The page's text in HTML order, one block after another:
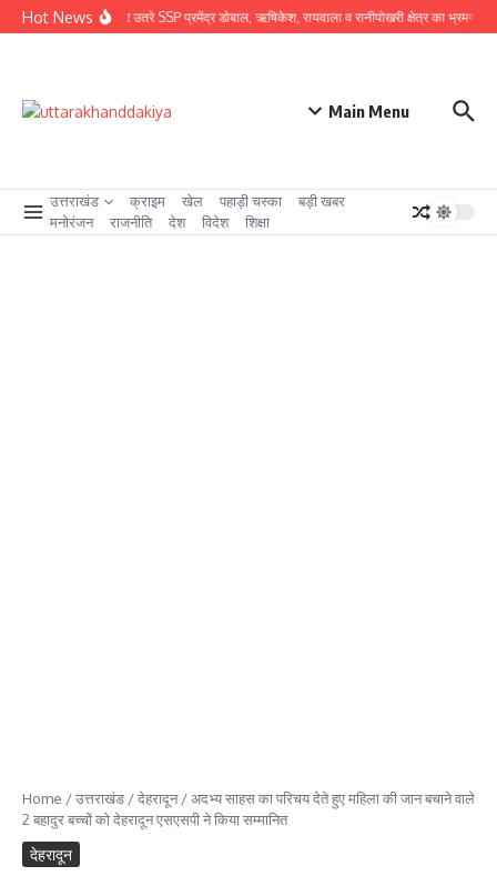
Skip to content
Hot News
ग्राउंड जीरो पर उतरे SSP प्रमेंद्र डोबाल, ऋषिकेश, रायवाला व रानीपोखरी क्षेत्र का भ्रमण कर
Main Menu
उत्तराखंड क्राइम खेल पहाड़ी चस्का
बड़ी खबर
मनोरंजन
राजनीति देश विदेश शिक्षा
Home /उत्तराखंड /देहरादून/अदभ्य साहस का परिचय देते हुए महिला की जान बचाने वाले
2 बहादुर बच्चों को देहरादून एसएसपी ने किया सम्मानित
देहरादून